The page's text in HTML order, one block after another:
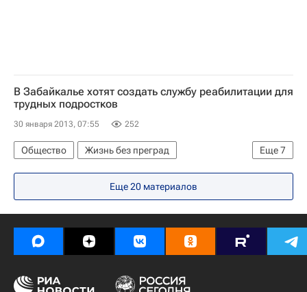
В Забайкалье хотят создать службу реабилитации для
трудных подростков
30 января 2013, 07:55 252
Еще7
Общество
Жизнь без преград
Санкт-Петербург
Европа
Северо-Западный ФО
Весь мир
Следственный комитет России (СК РФ)
Детские вопросы
Россия
Еще 20 материалов